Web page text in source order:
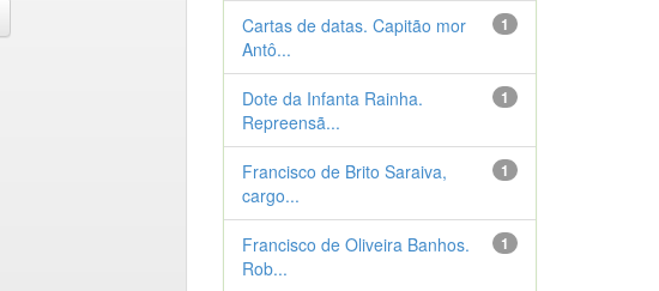
1
Cartas de datas. Capitão mor
Antô...
1
Dote da Infanta Rainha.
Repreensã...
1
Francisco de Brito Saraiva,
cargo...
1
Francisco de Oliveira Banhos.
Rob...